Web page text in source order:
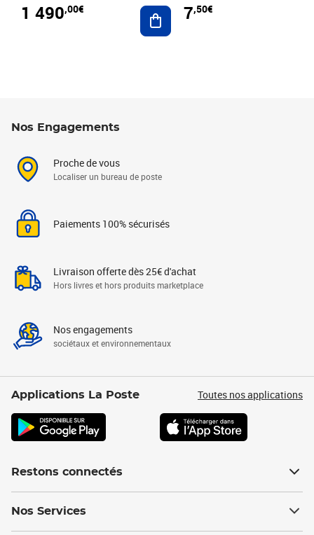
1 490,00€ Ajouter au panier
7,50€
Nos Engagements
Proche de vous
Localiser un bureau de poste
Paiements 100% sécurisés
Livraison offerte dès 25€ d'achat
Hors livres et hors produits marketplace
Nos engagements
sociétaux et environnementaux
Applications La Poste Toutes nos applications
Restons connectés
Nos Services